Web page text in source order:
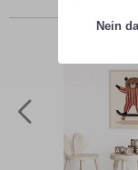
Nein